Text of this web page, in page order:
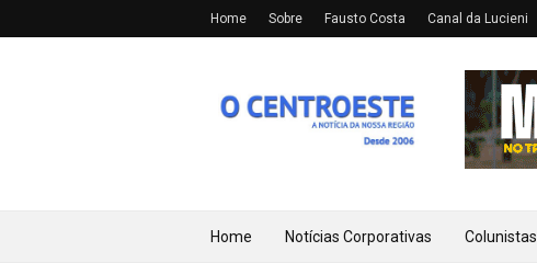
Home Sobre Fausto Costa Canal da Lucieni
Home Notícias Corporativas Colunistas